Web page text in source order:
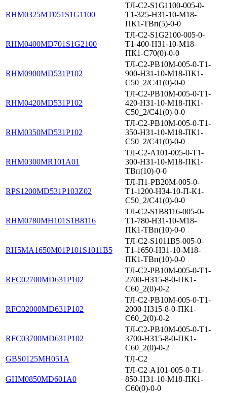
RHM0325MT051S1G1100
ТЛ-С2-S1G1100-005-0-
T1-325-НЗ1-10-М18-
ПК1-ТВп(5)-0-0
RHM0400MD701S1G2100
ТЛ-С2-S1G2100-005-0-
Т1-400-НЗ1-10-М18-
ПК1-С70(0)-0-0
RHM0900MD531P102
ТЛ-С2-PB10М-005-0-Т1-
900-НЗ1-10-М18-ПК1-
С50_2/С41(0)-0-0
RHM0420MD531P102
ТЛ-С2-PB10М-005-0-Т1-
420-НЗ1-10-М18-ПК1-
С50_2/С41(0)-0-0
RHM0350MD531P102
ТЛ-С2-PB10М-005-0-Т1-
350-НЗ1-10-М18-ПК1-
С50_2/С41(0)-0-0
RHM0300MR101A01
ТЛ-С2-А101-005-0-Т1-
300-НЗ1-10-М18-ПК1-
ТВп(10)-0-0
RPS1200MD531P103Z02
ТЛ-П1-PB20M-005-0-
Т1-1200-НЗ4-10-П-К1-
С50_2/С41(0)-0-0
RHM0780MH101S1B8116
ТЛ-С2-S1B8116-005-0-
Т1-780-НЗ1-10-М18-
ПК1-ТВп(10)-0-0
RH5MA1650M01P101S1011B5
ТЛ-С2-S1011B5-005-0-
Т1-1650-НЗ1-10-М18-
ПК1-ТВп(10)-0-0
RFC02700MD631P102
ТЛ-С2-PB10M-005-0-T1-
2700-НЗ15-8-0-ПК1-
С60_2(0)-0-2
RFC02000MD631P102
ТЛ-С2-PB10M-005-0-T1-
2000-НЗ15-8-0-ПК1-
С60_2(0)-0-2
RFC03700MD631P102
ТЛ-С2-PB10M-005-0-T1-
3700-НЗ15-8-0-ПК1-
С60_2(0)-0-2
GBS0125MH051A
ТЛ-С2
GHM0850MD601A0
ТЛ-С2-А101-005-0-Т1-
850-НЗ1-10-М18-ПК1-
С60(0)-0-0